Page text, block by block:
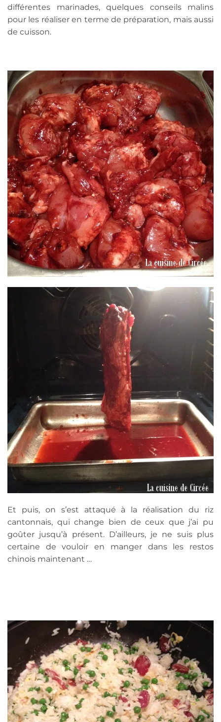
différentes marinades, quelques conseils malins
pour les réaliser en terme de préparation, mais aussi
de cuisson.
Et puis, on s’est attaqué à la réalisation du riz
cantonnais, qui change bien de ceux que j’ai pu
goûter jusqu’à présent. D’ailleurs, je ne suis plus
certaine de vouloir en manger dans les restos
chinois maintenant …